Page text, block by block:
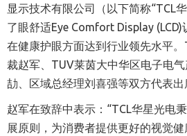
显示技术有限公司（以下简称“TCL
了眼舒适Eye Comfort Display
在健康护眼方面达到行业领先水平
裁赵军、TUV莱茵大中华区电子电
劼、区域总经理刘喜强等双方代表出
赵军在致辞中表示：“TCL华星光电
展原则，为消费者提供更好的视觉